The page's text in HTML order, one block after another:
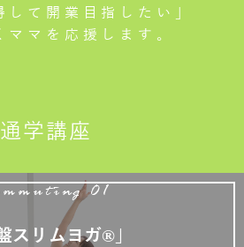
して開業目指したい」
ママを応援します。
通学講座
01
スリムヨガ®」